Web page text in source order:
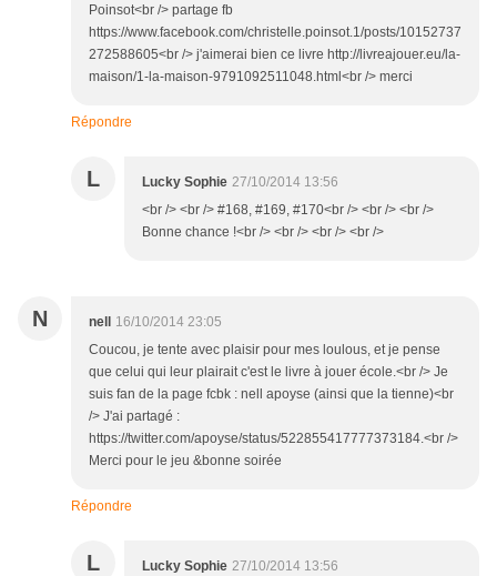
Poinsot<br /> partage fb
https://www.facebook.com/christelle.poinsot.1/posts/10152737
272588605<br /> j'aimerai bien ce livre http://livreajouer.eu/la-
maison/1-la-maison-9791092511048.html<br /> merci
Répondre
L Lucky Sophie 27/10/2014 13:56
<br /> <br /> #168, #169, #170<br /> <br /> <br />
Bonne chance !<br /> <br /> <br /> <br />
N nell 16/10/2014 23:05
Coucou, je tente avec plaisir pour mes loulous, et je pense
que celui qui leur plairait c'est le livre à jouer école.<br /> Je
suis fan de la page fcbk : nell apoyse (ainsi que la tienne)<br
/> J'ai partagé :
https://twitter.com/apoyse/status/522855417777373184.<br />
Merci pour le jeu &bonne soirée
Répondre
L Lucky Sophie 27/10/2014 13:56